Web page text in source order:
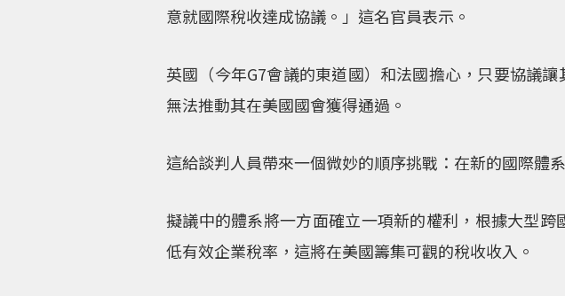
意就國際稅收達成協議。」這名官員表示。
英國（今年G7會議的東道國）和法國擔心，只要協議
無法推動其在美國國會獲得通過。
這給談判人員帶來一個微妙的順序挑戰：在新的國際體
擬議中的體系將一方面確立一項新的權利，根據大型
低有效企業稅率，這將在美國籌集可觀的稅收收入。